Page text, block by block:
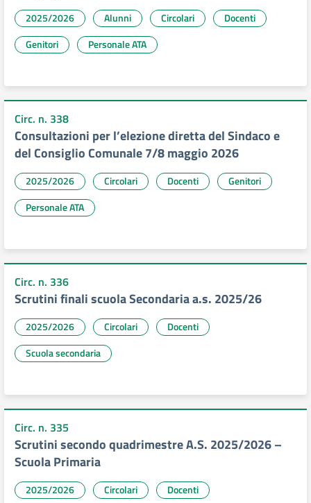
2025/2026 Alunni Circolari
Docenti
Genitori
Personale ATA
Circ. n. 338
Consultazioni per l’elezione diretta del Sindaco e
del Consiglio Comunale 7/8 maggio 2026
2025/2026 Circolari Docenti
Genitori
Personale ATA
Circ. n. 336
Scrutini finali scuola Secondaria a.s. 2025/26
2025/2026 Circolari
Docenti
Scuola secondaria
Circ. n. 335
Scrutini secondo quadrimestre A.S. 2025/2026 –
Scuola Primaria
2025/2026 Circolari
Docenti